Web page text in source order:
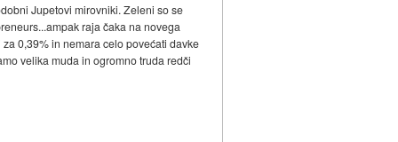
Jupetovi mirovniki. Zeleni so se
raja čaka na novega
0,39% in nemara celo povećati davke
velika muda in ogromno truda redči